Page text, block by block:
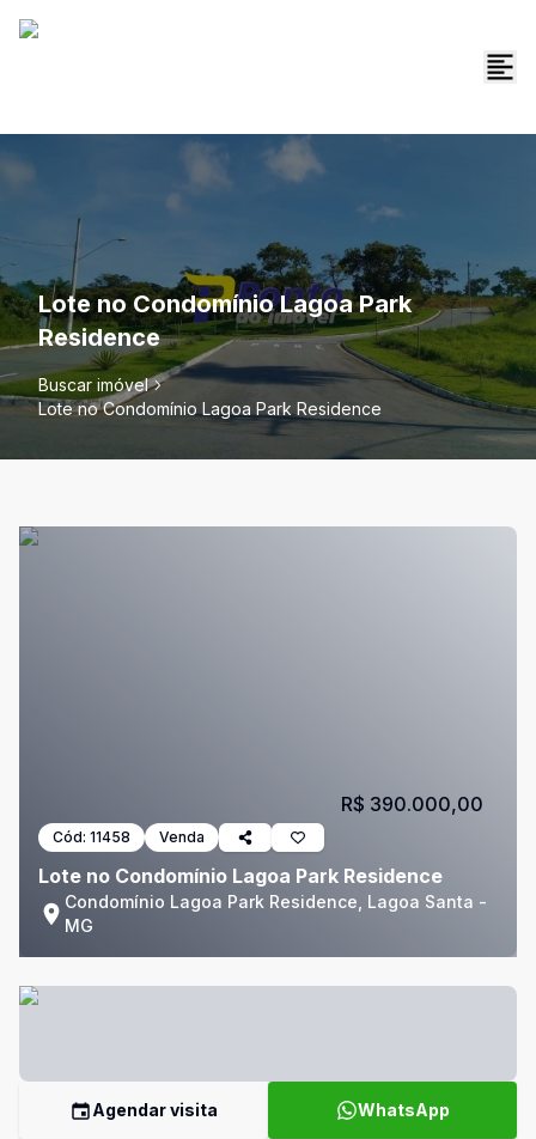
Lote no Condomínio Lagoa Park
Residence
Buscar imóvel
Lote no Condomínio Lagoa Park Residence
Cód: 11458 Venda
Lote no Condomínio Lagoa Park Residence
Condomínio Lagoa Park Residence, Lagoa Santa -
MG
R$ 390.000,00
Agendar visita WhatsApp